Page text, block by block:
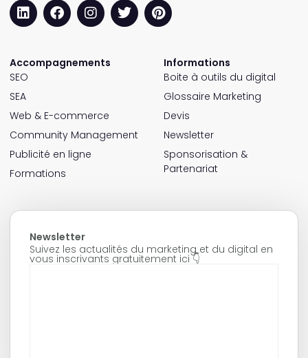
Accompagnements
SEO
SEA
Web & E-commerce
Community Management
Publicité en ligne
Formations
Informations
Boite à outils du digital
Glossaire Marketing
Devis
Newsletter
Sponsorisation &
Partenariat
Newsletter
Suivez les actualités du marketing et du digital en
vous inscrivants gratuitement ici 👇